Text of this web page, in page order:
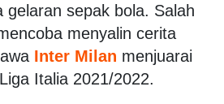
gelaran sepak bola. Salah
menyalin cerita
Inter Milan menjuarai
Italia 2021/2022.